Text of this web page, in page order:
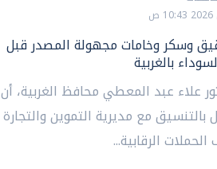
طن دقيق وسكر وخامات مجهولة المصدر قبل
بالغربية
علاء عبد المعطي محافظ الغربية، أن
مع مديرية التموين والتجارة
الرقابية...